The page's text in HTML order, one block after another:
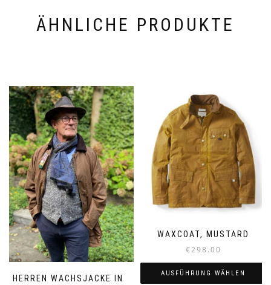
ÄHNLICHE PRODUKTE
HERREN WACHSJACKE IN
WAXCOAT, MUSTARD
€298.00
AUSFÜHRUNG WÄHLEN